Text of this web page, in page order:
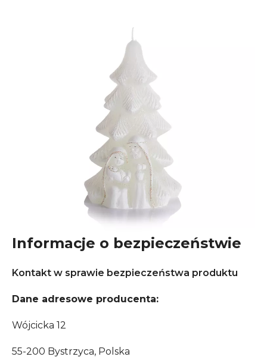
Informacje o bezpieczeństwie
Kontakt w sprawie bezpieczeństwa produktu
Dane adresowe producenta:
Wójcicka 12
55-200 Bystrzyca, Polska